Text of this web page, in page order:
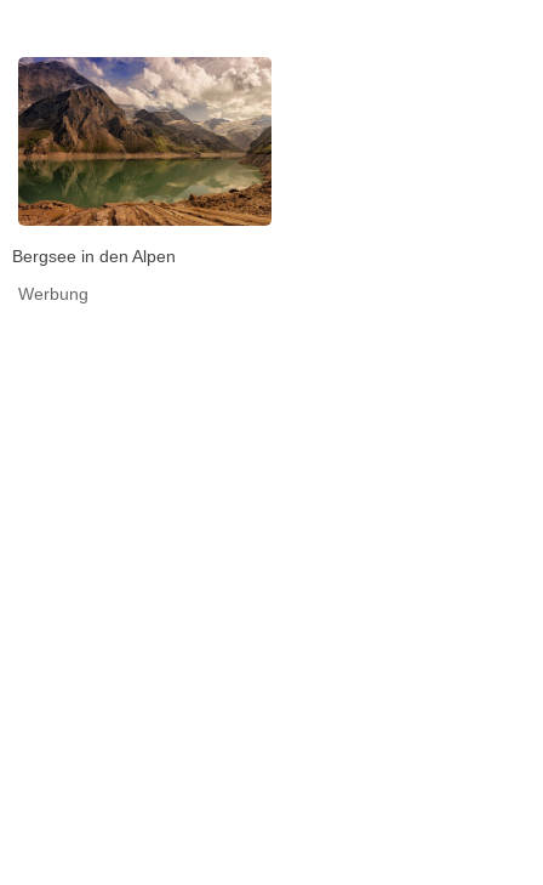
Bergsee in den Alpen
Werbung